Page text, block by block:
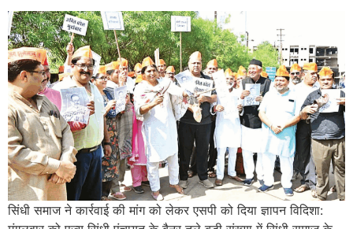
सिंधी समाज ने कार्रवाई की मांग को लेकर एसपी को दिया ज्ञापन विदिशा: